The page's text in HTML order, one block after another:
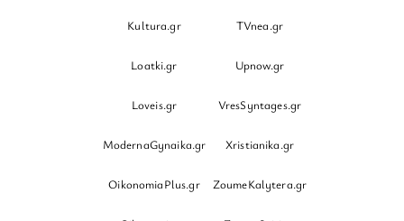
Kultura.gr TVnea.gr
Loatki.gr Upnow.gr
Loveis.gr VresSyntages.gr
ModernaGynaika.gr Xristianika.gr
OikonomiaPlus.gr ZoumeKalytera.gr